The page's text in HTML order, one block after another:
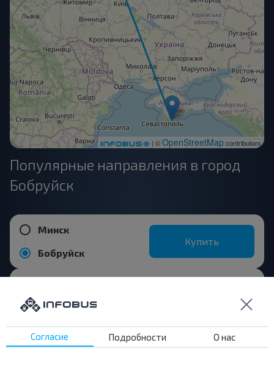
| ©OpenStreetMapcontributors
Популярные направления в город
Бобруйск
Минск
Бобруйск
Купить
Бобруйск
Москва
Согласие Подробности О нас